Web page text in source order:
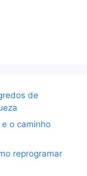
de
o caminho
reprogramar